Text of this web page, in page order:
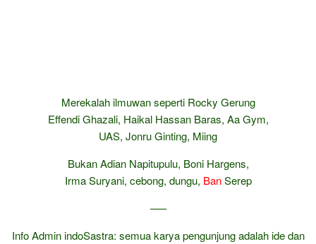
Merekalah ilmuwan seperti Rocky Gerung
Effendi Ghazali, Haikal Hassan Baras, Aa Gym,
UAS, Jonru Ginting, Miing
Bukan Adian Napitupulu, Boni Hargens,
Irma Suryani, cebong, dungu, BanSerep
—–
Info Admin indoSastra: semua karya pengunjung adalah ide dan